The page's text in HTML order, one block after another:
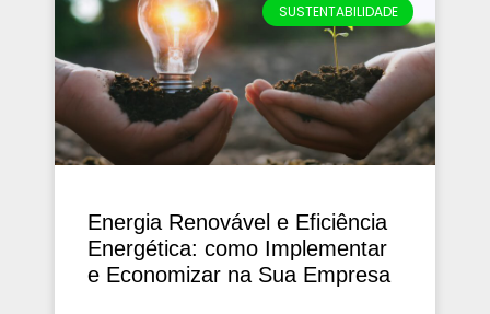
SUSTENTABILIDADE
Energia Renovável e Eficiência
Energética: como Implementar
e Economizar na Sua Empresa